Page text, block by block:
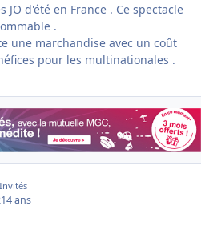
d'été en France . Ce spectacle
.
une marchandise avec un coût
pour les multinationales .
Invités
14 ans